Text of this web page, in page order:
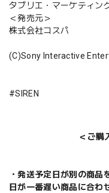
タブリエ・マーケティン
＜発売元＞
株式会社コスパ
(C)Sony Interactive
#SIREN
＜ご購
・発送予定日が別の商
日が一番遅い商品に合わ